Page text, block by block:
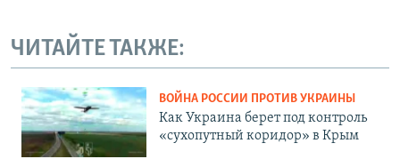
ЧИТАЙТЕ ТАКЖЕ:
ВОЙНА РОССИИ ПРОТИВ УКРАИНЫ
Как Украина берет под контроль
«сухопутный коридор» в Крым